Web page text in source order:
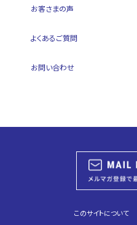
お客さまの声
よくあるご質問
お問い合わせ
このサイトについて